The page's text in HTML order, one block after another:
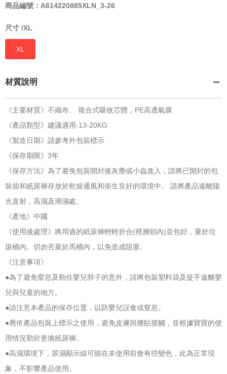
商品編號：A614220885XLN_3-26
尺寸 /XL
XL
材質說明
《主要材質》不織布、 複合式吸收芯體，PE高透氣膜
《產品類型》建議適用-13-20KG
《製造日期》請參考外包裝標示
《保存期限》3年
《保存方法》為了避免包裝開封後灰塵或小蟲進入，請將已開封的包
裝袋和紙尿褲存放於乾燥通風和衛生良好的環境中。 請將產品遠離陽
光直射，高濕及潮濕處。
《產地》中國
《使用後處理》將用過的紙尿褲輕輕折合(裡層朝內)並包好，棄於垃
圾桶內。切勿丟棄於馬桶內，以免造成阻塞。
《注意事項》
●為了避免窒息及勒住嬰兒脖子的意外，請將包裝塑料袋及提手遠離嬰
兒與兒童的地方。
●請注意本產品的保存位置，以防嬰兒誤食或窒息。
●應依產品包裝上標示之使用，避免皮膚與腰貼接觸，並根據寶寶的使
用情況勤於更換紙尿褲。
●高濕環境下，尿濕顯示線可能在未使用前會有些變色，此為正常現
象，不影響產品使用。